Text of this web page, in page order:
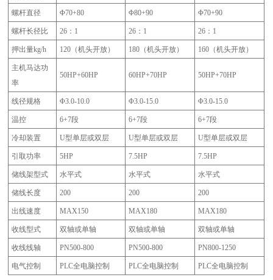
螺杆直径 Φ70+80 Φ80+90 Φ70+90
螺杆长径比 26：1 26：1 26：1
押出量kg/h 120（机头开放） 180（机头开放） 160（机头开放）
主机马达功
率
50HP+60HP 60HP+70HP 50HP+70HP
线径规格 Φ3.0-10.0 Φ3.0-15.0 Φ3.0-15.0
温控 6+7段 6+7段 6+7段
冷却装置 U型单层或双层 U型单层或双层 U型单层或双层
引取功率 5HP 7.5HP 7.5HP
储线架型式 水平式 水平式 水平式
储线长度 200 200 200
出线速度 MAX150 MAX180 MAX180
收线型式 双轴或单轴 双轴或单轴 双轴或单轴
收线线轴 PN500-800 PN500-800 PN800-1250
电气控制 PLC全电脑控制 PLC全电脑控制 PLC全电脑控制